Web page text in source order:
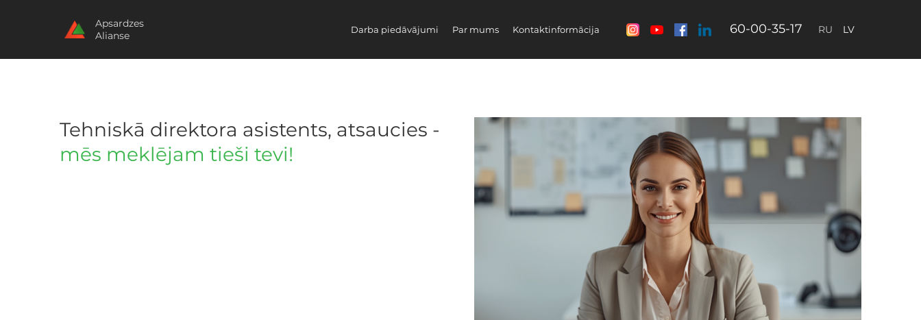
Apsardzes
Alianse
Darba piedāvājumi Par mums Kontaktinformācija 60-00-35-17 RU LV
Tehniskā direktora asistents, atsaucies -
mēs meklējam tieši tevi!